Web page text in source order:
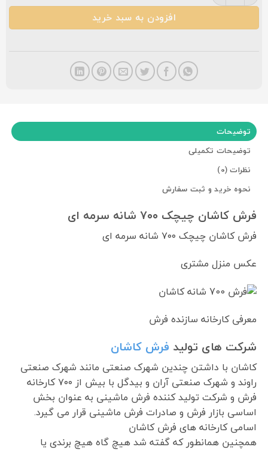
افزودن به سبد خرید
توضیحات
توضیحات تکمیلی
نظرات (0)
نحوه خرید و ثبت سفارش
فرش کاشان چیچک ۷۰۰ شانه سرمه ای
فرش کاشان چیچک ۷۰۰ شانه سرمه ای
عکس منزل مشتری
معرفی کارخانه سازنده فرش
شرکت های تولید فرش کاشان
کاشان با داشتن چندین شهرک صنعتی مانند شهرک صنعتی
راوند و شهرک صنعتی آران و بیدگل با بیش از ۷۰۰ کارخانه
فرش و شرکت تولید کننده فرش ماشینی به عنوان بخش
اساسی بازار فرش و صادرات فرش ماشینی قرار می گیرد.
اسامی کارخانه های فرش کاشان
همچنین همانطور که گفته شد هیچ گاه هیچ برندی یا